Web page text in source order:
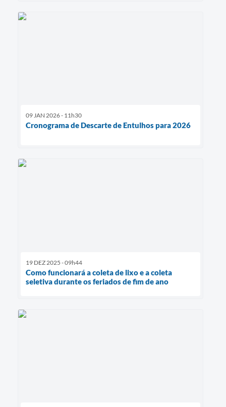
09 JAN 2026 - 11h30
Cronograma de Descarte de Entulhos para 2026
19 DEZ 2025 - 09h44
Como funcionará a coleta de lixo e a coleta
seletiva durante os feriados de fim de ano